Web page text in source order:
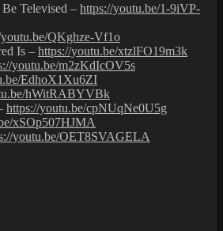
Televised – https://youtu.be/1-9iVP-
QKghze-Vf1o
Is – https://youtu.be/xtzlFO19m3k
youtu.be/m2zKdIcOV5s
EdhoX1Xu6ZI
hWitRABYVBk
https://youtu.be/cpNUqNe0U5g
xSOp507HJMA
youtu.be/OET8SVAGELA